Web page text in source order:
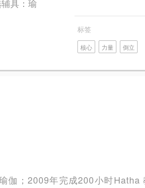
具：瑜
标签
核心 力量 倒立
伽；2009年完成200小时Hatha